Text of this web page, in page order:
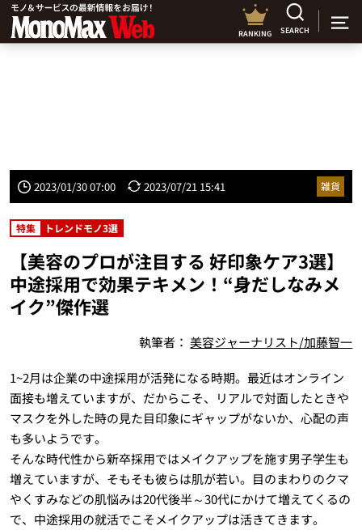
RANKING SEARCH
2023/01/30 07:00 2023/07/21 15:41 雑貨
特集 トレンドモノ3選
【美容のプロが注目する 好印象ケア3選】
中途採用で効果テキメン！“身だしなみメ
イク”傑作選
執筆者：美容ジャーナリスト/加藤智一
1~2月は企業の中途採用が活発になる時期。最近はオンライン
面接も増えていますが、だからこそ、リアルで対面したときや
マスクを外した時の見た目印象にギャップがないか、心配の声
も多いようです。
そんな時代性から新卒採用ではメイクアップを施す男子学生も
増えていますが、そもそも彼らは肌が若い。目のまわりのクマ
やくすみなどの肌悩みは20代後半～30代にかけて増えてくるの
で、中途採用の就活でこそメイクアップは活きてきます。